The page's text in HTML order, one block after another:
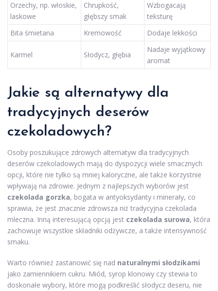
Orzechy, np. włoskie,
laskowe
Chrupkość,
głębszy smak
Wzbogacają
teksturę
Bita śmietana
Kremowość Dodaje lekkości
Karmel Słodycz, głębia
Nadaje wyjątkowy
aromat
Jakie są alternatywy dla
tradycyjnych deserów
czekoladowych?
Osoby poszukujące zdrowych alternatyw dla tradycyjnych
deserów czekoladowych mają do dyspozycji wiele smacznych
opcji, które nie tylko są mniej kaloryczne, ale także korzystnie
wpływają na zdrowie. Jednym z najlepszych wyborów jest
czekolada gorzka, bogata w antyoksydanty i minerały, co
sprawia, że jest znacznie zdrowsza niż tradycyjna czekolada
mleczna. Inną interesującą opcją jest czekolada surowa, która
zachowuje wszystkie składniki odżywcze, a także intensywność
smaku.
Warto również zastanowić się nad naturalnymi słodzikami
jako zamiennikiem cukru. Miód, syrop klonowy czy stewia to
doskonałe wybory, które mogą podkreślić słodycz deseru, nie